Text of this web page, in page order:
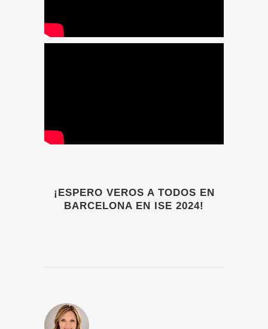
¡ESPERO VEROS A TODOS EN
BARCELONA EN ISE 2024!